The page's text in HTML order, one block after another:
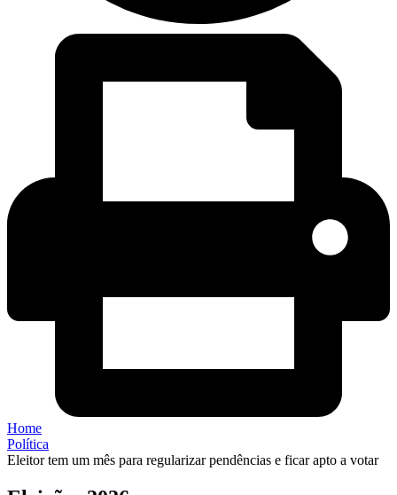
Home
Política
Eleitor tem um mês para regularizar pendências e ficar apto a votar